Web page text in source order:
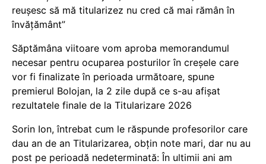
reușesc să mă titularizez nu cred că mai rămân în
învățământ”
Săptămâna viitoare vom aproba memorandumul
necesar pentru ocuparea posturilor în creșele care
vor fi finalizate în perioada următoare, spune
premierul Bolojan, la 2 zile după ce s-au afișat
rezultatele finale de la Titularizare 2026
Sorin Ion, întrebat cum le răspunde profesorilor care
dau an de an Titularizarea, obțin note mari, dar nu au
post pe perioadă nedeterminată: În ultimii ani am